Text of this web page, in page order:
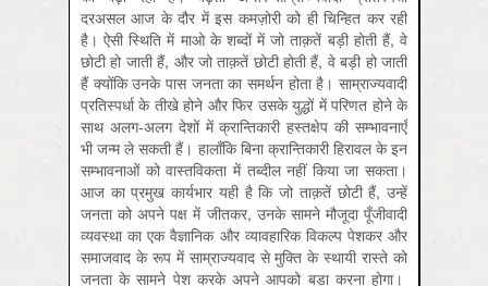
दरअसल आज के दौर में इस कमज़ोरी को ही चिन्हित कर रही
है। ऐसी स्थिति में माओ के शब्दों में जो ताक़तें बड़ी होती हैं, वे
छोटी हो जाती हैं, और जो ताक़तें छोटी होती हैं, वे बड़ी हो जाती
हैं क्योंकि उनके पास जनता का समर्थन होता है। साम्राज्यवादी
प्रतिस्पर्धा के तीखे होने और फिर उसके युद्धों में परिणत होने के
साथ अलग-अलग देशों में क्रान्तिकारी हस्तक्षेप की सम्भावनाएँ
भी जन्म ले सकती हैं। हालाँकि बिना क्रान्तिकारी हिरावल के इन
सम्भावनाओं को वास्तविकता में तब्दील नहीं किया जा सकता।
आज का प्रमुख कार्यभार यही है कि जो ताक़तें छोटी हैं, उन्हें
जनता को अपने पक्ष में जीतकर, उनके सामने मौजूदा पूँजीवादी
व्यवस्था का एक वैज्ञानिक और व्यावहारिक विकल्प पेशकर और
समाजवाद के रूप में साम्राज्यवाद से मुक्ति के स्थायी रास्ते को
जनता के सामने पेश करके अपने आपको बड़ा करना होगा।